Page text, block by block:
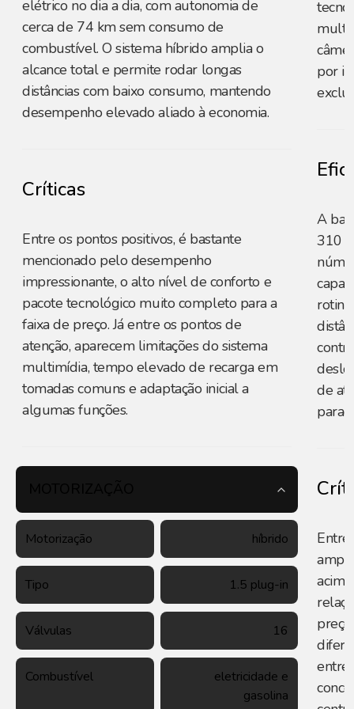
elétrico no dia a dia, com autonomia de
cerca de 74 km sem consumo de
combustível. O sistema híbrido amplia o
alcance total e permite rodar longas
distâncias com baixo consumo, mantendo
desempenho elevado aliado à economia.
Críticas
Entre os pontos positivos, é bastante
mencionado pelo desempenho
impressionante, o alto nível de conforto e
pacote tecnológico muito completo para a
faixa de preço. Já entre os pontos de
atenção, aparecem limitações do sistema
multimídia, tempo elevado de recarga em
tomadas comuns e adaptação inicial a
algumas funções.
Motorização híbrido
Tipo 1.5 plug-in
Válvulas 16
Combustível
eletricidade e
gasolina
por
A
310
de
Entre
entre